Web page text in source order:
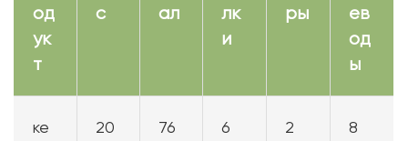
од
ук
т
с
ал
лк
и
ры
ев
од
ы
ке
20
76 6 2 8